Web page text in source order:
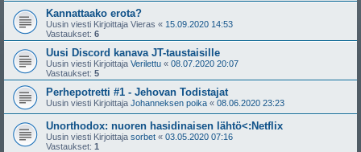
Kannattaako erota?
Uusin viesti Kirjoittaja Vieras « 15.09.2020 14:53
Vastaukset: 6
Uusi Discord kanava JT-taustaisille
Uusin viesti Kirjoittaja Verilettu « 08.07.2020 20:07
Vastaukset: 5
Perhepotretti #1 - Jehovan Todistajat
Uusin viesti Kirjoittaja Johanneksen poika « 08.06.2020 23:23
Unorthodox: nuoren hasidinaisen lähtö<:Netflix
Uusin viesti Kirjoittaja sorbet « 03.05.2020 07:16
Vastaukset: 1